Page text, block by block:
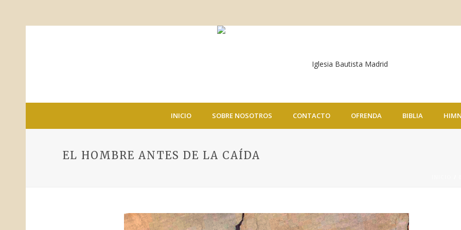
INICIO SOBRE NOSOTROS CONTACTO OFRENDA BIBLIA
EL HOMBRE ANTES DE LA CAÍDA